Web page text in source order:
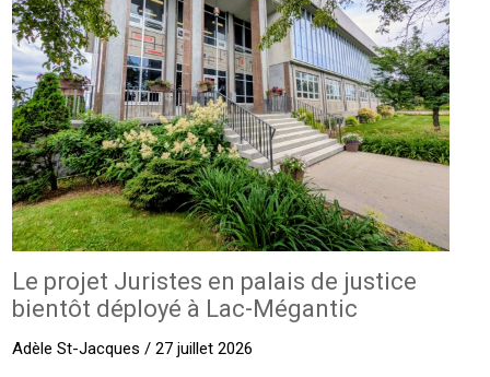
Le projet Juristes en palais de justice
bientôt déployé à Lac-Mégantic
Adèle St-Jacques / 27 juillet 2026